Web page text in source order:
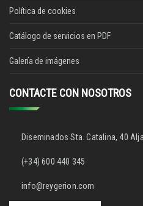
Política de cookies
Catálogo de servicios en PDF
Galería de imágenes
CONTACTE CON NOSOTROS
Diseminados Sta. Catalina, 40
(+34) 600 440 345
info@reygerion.com